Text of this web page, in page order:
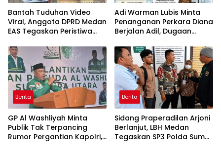
Bantah Tuduhan Video
Viral, Anggota DPRD Medan
EAS Tegaskan Peristiwa
Narkotika
Adi Warman Lubis Minta
Penanganan Perkara Diana
Berjalan Adil, Dugaan
Ikut Diusut
Berita
GP Al Washliyah Minta
Publik Tak Terpancing
Rumor Pergantian Kapolri,
Berita
Sidang Praperadilan Arjoni
Berlanjut, LBH Medan
Tegaskan SP3 Polda Sumut